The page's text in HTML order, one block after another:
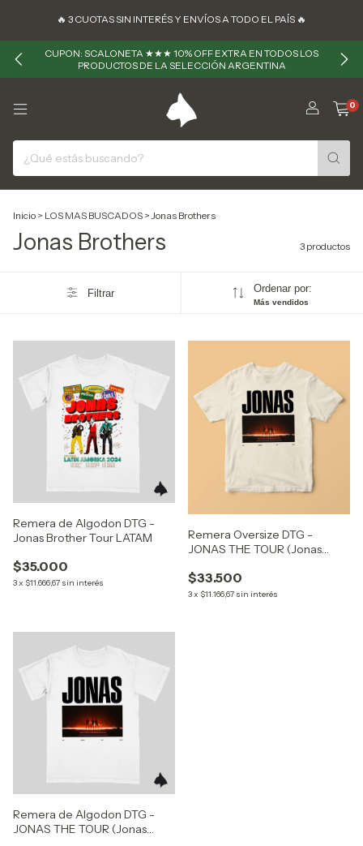
🔥 ㅤㅤ3 CUOTAS SIN INTERÉS Y ENVÍOS A TODO EL PAÍS 🔥
CUPON: SCALONETA ★★★ 10% OFF EXTRA EN TODOS LOS
PRODUCTOS DE LA SELECCIÓN ARGENTINA
0
Inicio > LOS MAS BUSCADOS > Jonas Brothers
Jonas Brothers 3 productos
Filtrar Ordenar por:
Más vendidos
Remera de Algodon DTG -
Jonas Brother Tour LATAM
$35.000
3x $11.666,67 sin interés
Remera Oversize DTG -
JONAS THE TOUR (Jonas
$33.500
3x $11.166,67 sin interés
Remera de Algodon DTG -
JONAS THE TOUR (Jonas